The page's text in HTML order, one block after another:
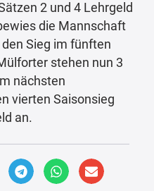
2 und 4 Lehrgeld
die Mannschaft
Sieg im fünften
stehen nun 3
nächsten
vierten Saisonsieg
an.